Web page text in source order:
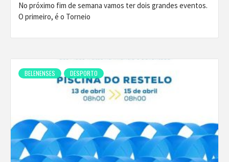
No próximo fim de semana vamos ter dois grandes eventos.
O primeiro, é o Torneio
BELENENSES DESPORTO